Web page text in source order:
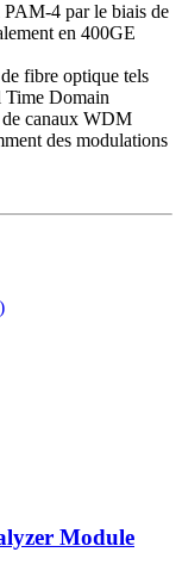
PAM-4 par le biais de
en 400GE
fibre optique tels
Time Domain
de canaux WDM
des modulations
Module